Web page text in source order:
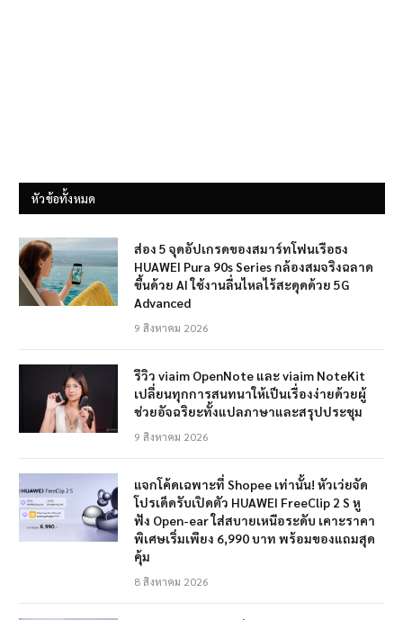
หัวข้อทั้งหมด
ส่อง 5 จุดอัปเกรดของสมาร์ทโฟนเรือธง
HUAWEI Pura 90s Series กล้องสมจริงฉลาด
ขึ้นด้วย AI ใช้งานลื่นไหลไร้สะดุดด้วย 5G
Advanced
9 สิงหาคม 2026
รีวิว viaim OpenNote และ viaim NoteKit
เปลี่ยนทุกการสนทนาให้เป็นเรื่องง่ายด้วยผู้
ช่วยอัจฉริยะทั้งแปลภาษาและสรุปประชุม
9 สิงหาคม 2026
แจกโค้ดเฉพาะที่ Shopee เท่านั้น! หัวเว่ยจัด
โปรเด็ดรับเปิดตัว HUAWEI FreeClip 2 S หู
ฟัง Open-ear ใส่สบายเหนือระดับ เคาะราคา
พิเศษเริ่มเพียง 6,990 บาท พร้อมของแถมสุด
คุ้ม
8 สิงหาคม 2026